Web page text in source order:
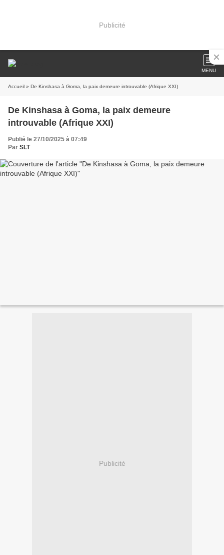
Publicité
MENU
Accueil » De Kinshasa à Goma, la paix demeure introuvable (Afrique XXI)
De Kinshasa à Goma, la paix demeure
introuvable (Afrique XXI)
Publié le 27/10/2025 à 07:49
Par SLT
Publicité